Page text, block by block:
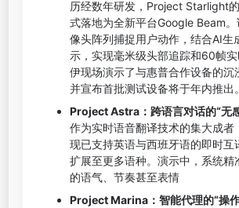
历经数年研发，Project Starlight
式落地为全新平台Google Beam
像头阵列捕捉用户动作，结合AI生
示，实现毫米级头部追踪和60帧
伊现场演示了与惠普合作设备的沉
并宣布首批测试设备将于年内推出。
Project Astra：跨语言对话的“无
作为实时语音翻译技术的集大成
现已支持英语与西班牙语的即时互
扩展至更多语种。演示中，系统精
的语气、节奏甚至表情
Project Marina：智能代理的“操